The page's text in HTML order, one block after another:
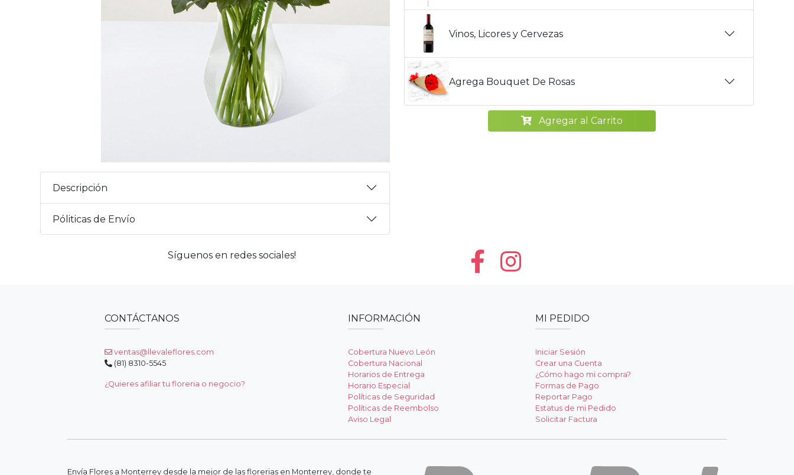
Descripción
Póliticas de Envío
Vinos, Licores y Cervezas
Agrega Bouquet De Rosas
Agregar al Carrito
Síguenos en redes sociales!
CONTÁCTANOS
ventas@llevaleflores.com
(81) 8310-5545
¿Quieres afiliar tu floreria o negocio?
INFORMACIÓN
Cobertura Nuevo León
Cobertura Nacional
Horarios de Entrega
Horario Especial
Políticas de Seguridad
Políticas de Reembolso
Aviso Legal
MI PEDIDO
Iniciar Sesión
Crear una Cuenta
¿Cómo hago mi compra?
Formas de Pago
Reportar Pago
Estatus de mi Pedido
Solicitar Factura
Envía Flores a Monterrey desde la mejor de las florerias en Monterrey, donde te